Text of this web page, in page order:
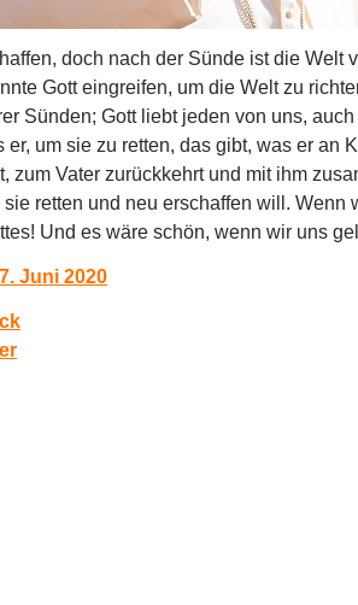
doch nach der Sünde ist die
Gott eingreifen, um die Welt zu
Sünden; Gott liebt jeden von uns,
er, um sie zu retten, das gibt, was er
zum Vater zurückkehrt und mit ihm
retten und neu erschaffen will.
Und es wäre schön, wenn wir uns
Juni 2020